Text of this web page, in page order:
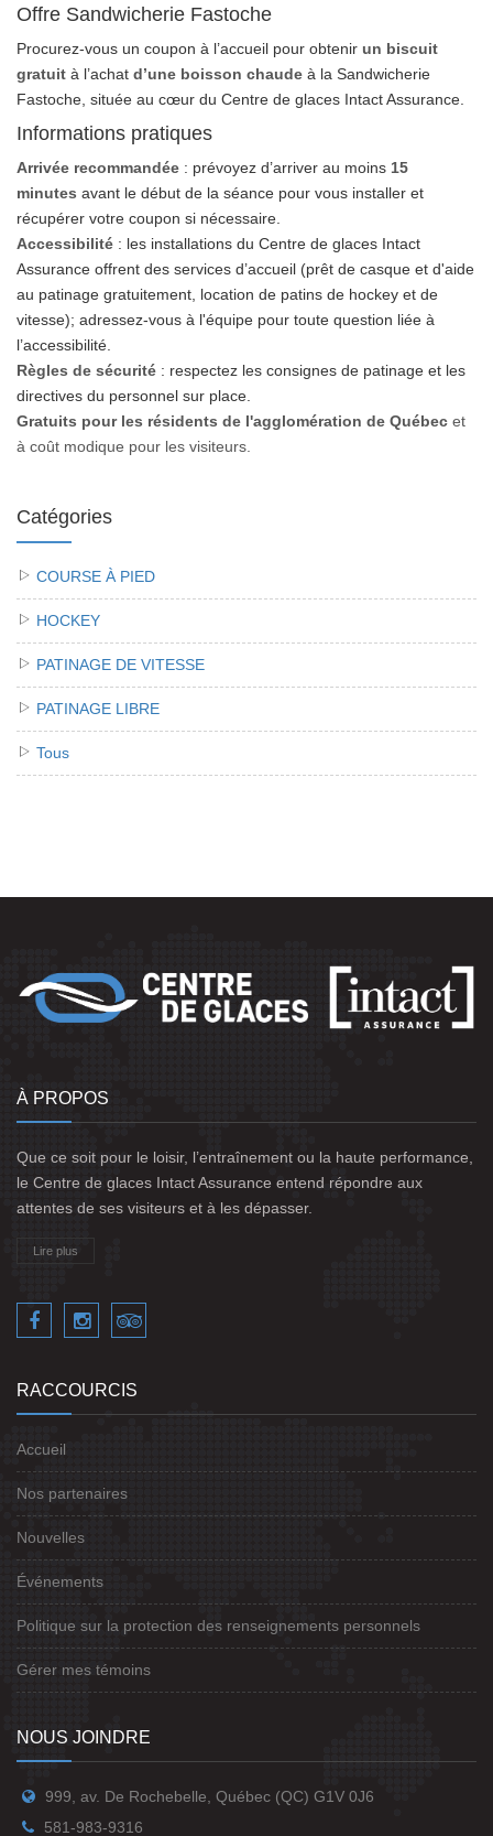
Offre Sandwicherie Fastoche
Procurez‑vous un coupon à l’accueil pour obtenir un biscuit
gratuit à l’achat d’une boisson chaude à la Sandwicherie
Fastoche, située au cœur du Centre de glaces Intact Assurance.
Informations pratiques
Arrivée recommandée : prévoyez d’arriver au moins 15
minutes avant le début de la séance pour vous installer et
récupérer votre coupon si nécessaire.
Accessibilité : les installations du Centre de glaces Intact
Assurance offrent des services d’accueil (prêt de casque et d'aide
au patinage gratuitement, location de patins de hockey et de
vitesse); adressez‑vous à l'équipe pour toute question liée à
l’accessibilité.
Règles de sécurité : respectez les consignes de patinage et les
directives du personnel sur place.
Gratuits pour les résidents de l'agglomération de Québec et
à coût modique pour les visiteurs.
Catégories
COURSE À PIED
HOCKEY
PATINAGE DE VITESSE
PATINAGE LIBRE
Tous
À PROPOS
Que ce soit pour le loisir, l’entraînement ou la haute performance,
le Centre de glaces Intact Assurance entend répondre aux
attentes de ses visiteurs et à les dépasser.
Lire plus
RACCOURCIS
Accueil
Nos partenaires
Nouvelles
Événements
Politique sur la protection des renseignements personnels
Gérer mes témoins
NOUS JOINDRE
999, av. De Rochebelle, Québec (QC) G1V 0J6
581-983-9316